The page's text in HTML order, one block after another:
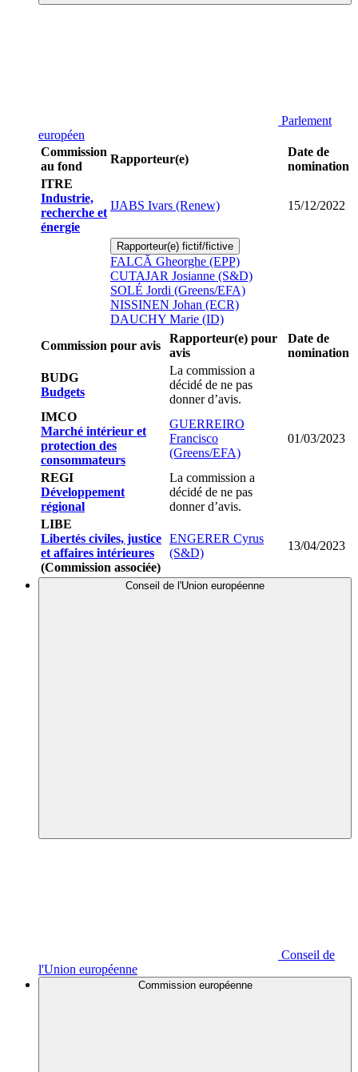
Parlement
européen
Commission
au fond
Rapporteur(e)
Date de
nomination
ITRE
Industrie,
recherche et
énergie
IJABS Ivars (Renew) 15/12/2022
Rapporteur(e) fictif/fictive
FALCĂ Gheorghe (EPP)
CUTAJAR Josianne (S&D)
SOLÉ Jordi (Greens/EFA)
NISSINEN Johan (ECR)
DAUCHY Marie (ID)
Commission pour avis
Rapporteur(e) pour
avis
Date de
nomination
BUDG
Budgets
La commission a
décidé de ne pas
donner d’avis.
IMCO
Marché intérieur et
protection des
consommateurs
GUERREIRO
Francisco
(Greens/EFA)
01/03/2023
REGI
Développement
régional
La commission a
décidé de ne pas
donner d’avis.
LIBE
Libertés civiles, justice
et affaires intérieures
(Commission associée)
ENGERER Cyrus
(S&D)
13/04/2023
Conseil de l'Union européenne
Conseil de
l'Union européenne
Commission européenne